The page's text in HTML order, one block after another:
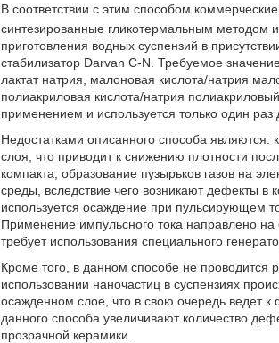
В соответствии с этим способом
синтезированные гликотермальным методом
приготовления водных суспензий в
стабилизатор Darvan C-N. Требуемое
лактат натрия, малоновая кислота/натрия
полиакриловая кислота/натрия
применением и используется только один
Недостатками описанного способа являются:
слоя, что приводит к снижению плотности
компакта; образование пузырьков газов на
среды, вследствие чего возникают дефекты
используется осаждение при пульсирующем
Применение импульсного тока направлено
требует использования специального
Кроме того, в данном способе не проводится
использовании наночастиц в суспензиях
осажденном слое, что в свою очередь ведет
данного способа увеличивают количество
прозрачной керамики.